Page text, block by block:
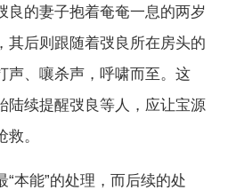
的妻子抱着奄奄一息的两岁
其后则跟随着弢良所在房头的
声、嚷杀声，呼啸而至。这
陆续提醒弢良等人，应让宝源
。
能”的处理，而后续的处